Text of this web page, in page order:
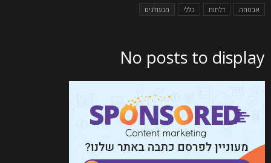
אבטחה דלתות כללי מנעולנים
No posts to display